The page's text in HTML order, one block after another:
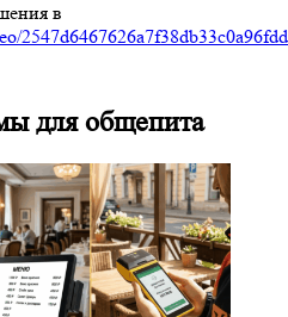
в
для общепита